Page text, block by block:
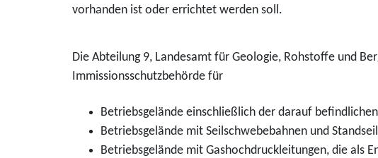
vorhanden ist oder errichtet werden soll.
Die Abteilung 9, Landesamt für Geologie, Rohstoffe und
Immissionsschutzbehörde für
Betriebsgelände einschließlich der darauf
Betriebsgelände mit Seilschwebebahnen und
Betriebsgelände mit Gashochdruckleitungen, die als